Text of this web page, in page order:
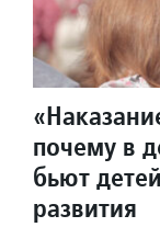
почему в
бьют
развития